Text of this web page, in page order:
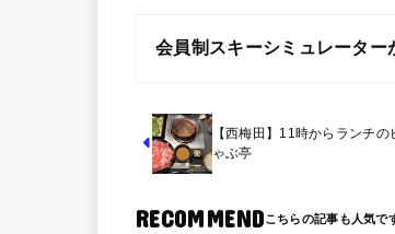
会員制スキーシミュレーター
【西梅田】11時からランチの
ゃぶ亭
RECOMMEND